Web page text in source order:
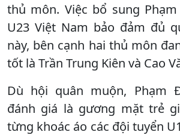
thủ môn. Việc bổ sung
U23 Việt Nam bảo đảm đủ
này, bên cạnh hai thủ môn
tốt là Trần Trung Kiên và Cao
Dù hội quân muộn, Phạm
đánh giá là gương mặt trẻ
từng khoác áo các đội tuyển